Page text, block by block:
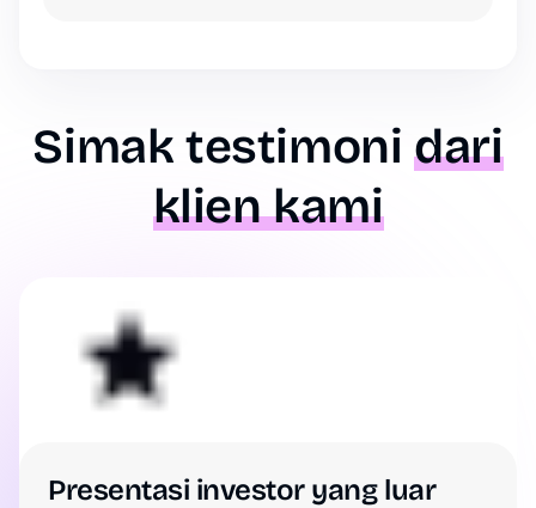
Simak testimonidari
klien kami
Presentasi investor yang luar